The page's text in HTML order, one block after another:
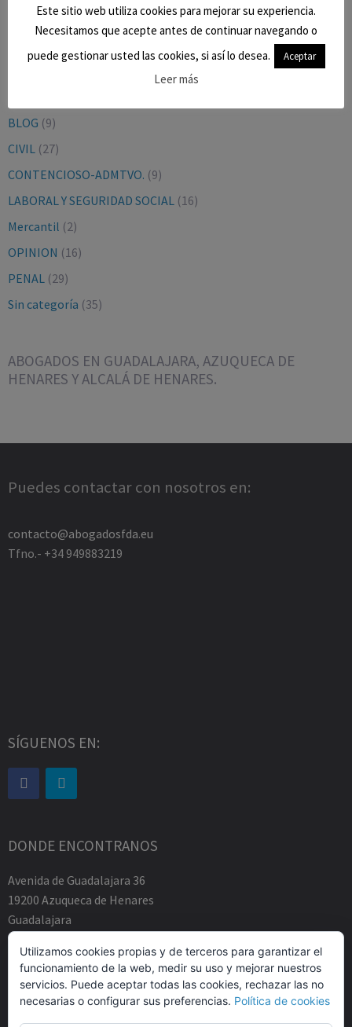
BLOG (9)
CIVIL (27)
CONTENCIOSO-ADMTVO. (9)
LABORAL Y SEGURIDAD SOCIAL (16)
Mercantil (2)
OPINION (16)
PENAL (29)
Sin categoría (35)
ABOGADOS EN GUADALAJARA, AZUQUECA DE
HENARES Y ALCALÁ DE HENARES.
Puedes contactar con nosotros en:
contacto@abogadosfda.eu
Tfno.- +34 949883219
SÍGUENOS EN:
DONDE ENCONTRANOS
Avenida de Guadalajara 36
19200 Azuqueca de Henares
Guadalajara
Tfno.-+34 949883219
contacto@abogadosfda.eu
Mañanas de 10:00a 14:00
Tardes de 17:00 a 20:00
Este sitio web utiliza cookies para mejorar su experiencia.
Necesitamos que acepte antes de continuar navegando o
puede gestionar usted las cookies, si así lo desea.
Aceptar
Leer más
Utilizamos cookies propias y de terceros para garantizar el
funcionamiento de la web, medir su uso y mejorar nuestros
servicios. Puede aceptar todas las cookies, rechazar las no
necesarias o configurar sus preferencias. Política de cookies